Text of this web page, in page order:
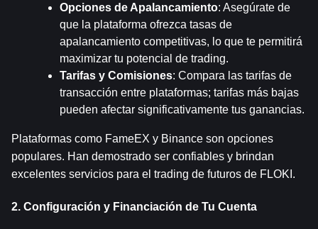
Opciones de Apalancamiento: Asegúrate de
que la plataforma ofrezca tasas de
apalancamiento competitivas, lo que te permitirá
maximizar tu potencial de trading.
Tarifas y Comisiones: Compara las tarifas de
transacción entre plataformas; tarifas más bajas
pueden afectar significativamente tus ganancias.
Plataformas como FameEX y Binance son opciones
populares. Han demostrado ser confiables y brindan
excelentes servicios para el trading de futuros de FLOKI.
2. Configuración y Financiación de Tu Cuenta